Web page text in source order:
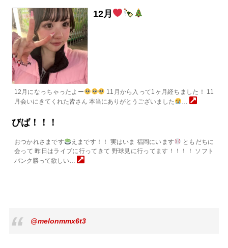
12月
12月になっちゃったよー
11月から入って1ヶ月経ちました！ 11
月会いにきてくれた皆さん 本当にありがとうございました
びば！！！
おつかれさまです えまです！！ 実はいま 福岡にいます
ともだちに
会って 昨日はライブに行ってきて 野球見に行ってます！！！！ ソフト
バンク勝って欲しい…
@melonmmx6t3